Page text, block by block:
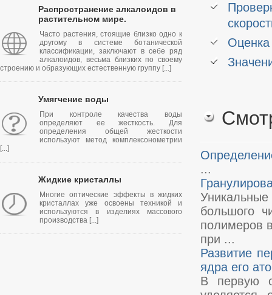
Распространение алкалоидов в
растительном мире.
Часто растения, стоящие близко одно к
другому в системе ботанической
классификации, заключают в себе ряд
алкалоидов, весьма близких по своему
строению и образующих естественную группу [...]
Умягчение воды
При контроле качества воды
определяют ее жесткость. Для
определения общей жесткости
используют метод комплексонометрии
[...]
Жидкие кристаллы
Многие оптические эффекты в жидких
кристаллах уже освоены техникой и
используются в изделиях массового
производства [...]
...
большого
полимеров
при ...
Развитие
ядра его
В первую